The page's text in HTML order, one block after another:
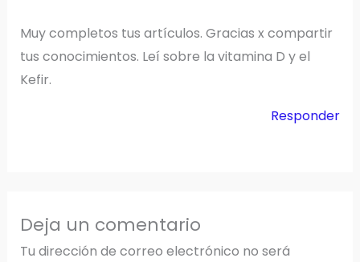
Muy completos tus artículos. Gracias x compartir
tus conocimientos. Leí sobre la vitamina D y el
Kefir.
Responder
Deja un comentario
Tu dirección de correo electrónico no será